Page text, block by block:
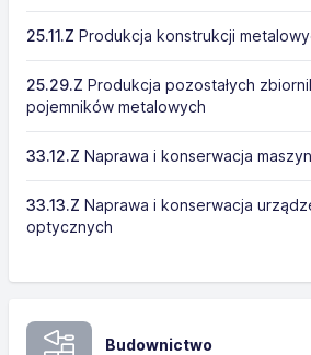
25.11.Z Produkcja konstrukcji
25.29.Z Produkcja pozostałych
pojemników metalowych
33.12.Z Naprawa i konserwacja maszyn
33.13.Z Naprawa i konserwacja
optycznych
Budownictwo